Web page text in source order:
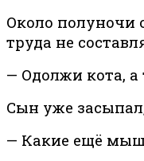
Около полуночи
труда не
— Одолжи кота,
Сын уже
— Какие ещё